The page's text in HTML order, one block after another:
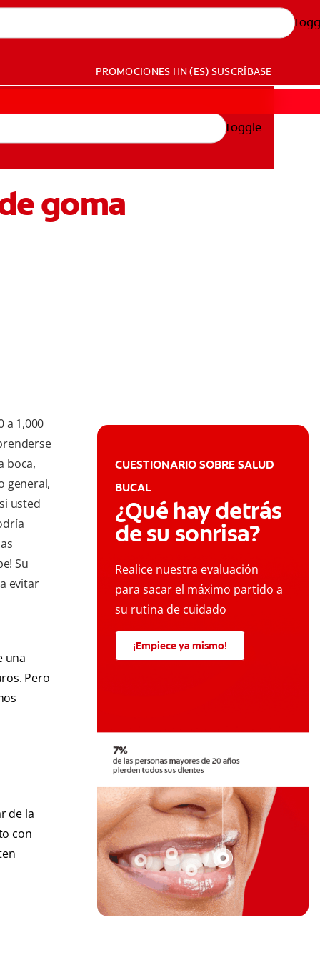
PROMOCIONES HN (ES) SUSCRÍBASE
Toggle
goma
a 1,000
boca,
general,
usted
Su
evitar
una
Pero
de la
con
CUESTIONARIO SOBRE SALUD
BUCAL
¿Qué hay detrás
de su sonrisa?
Realice nuestra evaluación
para sacar el máximo partido a
su rutina de cuidado
¡Empiece ya mismo!